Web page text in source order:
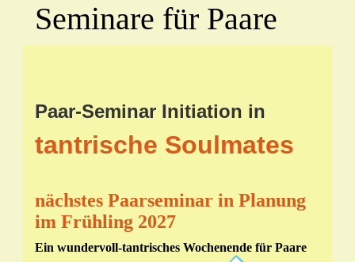
Seminare für Paare
Paar-Seminar Initiation in
tantrische Soulmates
nächstes Paarseminar in Planung
im Frühling 2027
Ein wundervoll-tantrisches Wochenende für Paare